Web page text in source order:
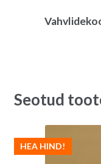
Seotud
HEA HIND!